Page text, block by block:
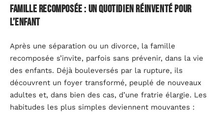
Famille recomposée : un quotidien réinventé pour
l’enfant
Après une séparation ou un divorce, la famille
recomposée s’invite, parfois sans prévenir, dans la vie
des enfants. Déjà bouleversés par la rupture, ils
découvrent un foyer transformé, peuplé de nouveaux
adultes et, dans bien des cas, d’une fratrie élargie. Les
habitudes les plus simples deviennent mouvantes :